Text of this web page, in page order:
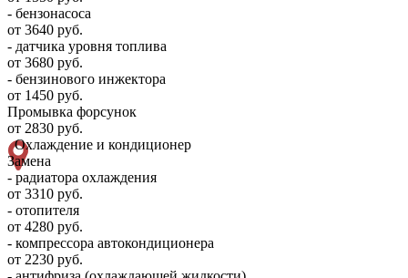
- бензонасоса
от 3640 руб.
- датчика уровня топлива
от 3680 руб.
- бензинового инжектора
от 1450 руб.
Промывка форсунок
от 2830 руб.
Охлаждение и кондиционер
Замена
- радиатора охлаждения
от 3310 руб.
- отопителя
от 4280 руб.
- компрессора автокондиционера
от 2230 руб.